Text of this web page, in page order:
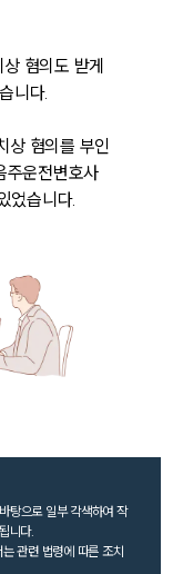
혐의도 받게
니다.
상 혐의를 부인
주운전변호사
었습니다.
탕으로 일부 각색하여 작
니다.
관련 법령에 따른 조치